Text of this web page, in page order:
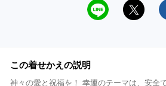
この着せかえの説明
神々の愛と祝福を！ 幸運のテーマは、安全